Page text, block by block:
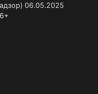
06.05.2025